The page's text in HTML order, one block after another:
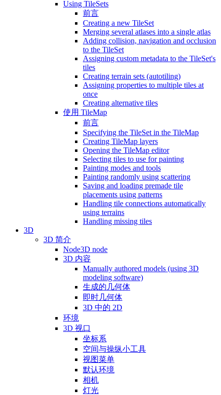
Using TileSets
前言
Creating a new TileSet
Merging several atlases into a single atlas
Adding collision, navigation and occlusion
to the TileSet
Assigning custom metadata to the TileSet's
tiles
Creating terrain sets (autotiling)
Assigning properties to multiple tiles at
once
Creating alternative tiles
使用 TileMap
前言
Specifying the TileSet in the TileMap
Creating TileMap layers
Opening the TileMap editor
Selecting tiles to use for painting
Painting modes and tools
Painting randomly using scattering
Saving and loading premade tile
placements using patterns
Handling tile connections automatically
using terrains
Handling missing tiles
3D
3D 简介
Node3D node
3D 内容
Manually authored models (using 3D
modeling software)
生成的几何体
即时几何体
3D 中的 2D
环境
3D 视口
坐标系
空间与操纵小工具
视图菜单
默认环境
相机
灯光